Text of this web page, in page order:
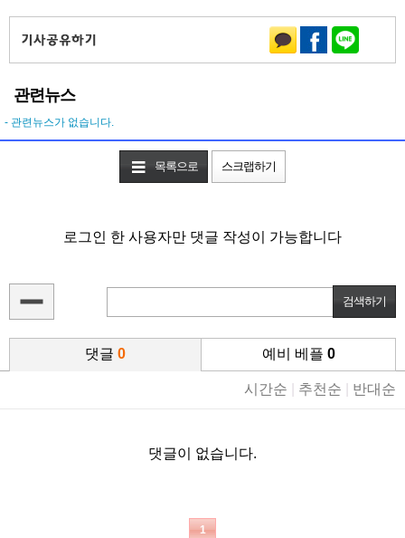
관련뉴스
- 관련뉴스가 없습니다.
목록으로 스크랩하기
로그인 한 사용자만 댓글 작성이 가능합니다
댓글 0 예비 베플 0
시간순 추천순 반대순
댓글이 없습니다.
1